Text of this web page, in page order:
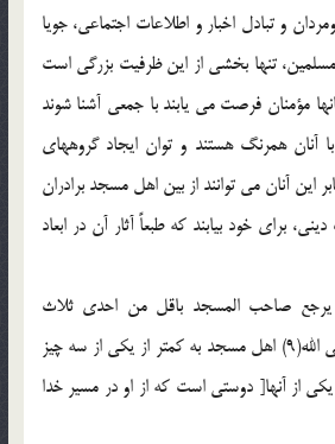
و تبادل اخبار و اطلاعات اجتماعی، جویا
تنها بخشی از این ظرفیت بزرگی است
مؤمنان فرصت می یابند با جمعی آشنا شوند
آنان همرنگ هستند و توان ایجاد گروههای
این آنان می توانند از بین اهل مسجد برادران
برای خود بیابند که طبعاً آثار آن در ابعاد
یرجع صاحب المسجد باقل من احدی ثلاث
خصال… و اما اخ یستفیده فی الله(9) اهل مسجد به کمتر از یکی از سه چیز
از آنها[ دوستی است که از او در مسیر خدا